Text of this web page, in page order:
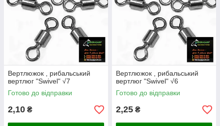
Вертлюжок , рибальський
вертлюг "Swivel" √7
Готово до відправки
2,10 ₴
Вертлюжок , рибальський
вертлюг "Swivel" √6
Готово до відправки
2,25 ₴